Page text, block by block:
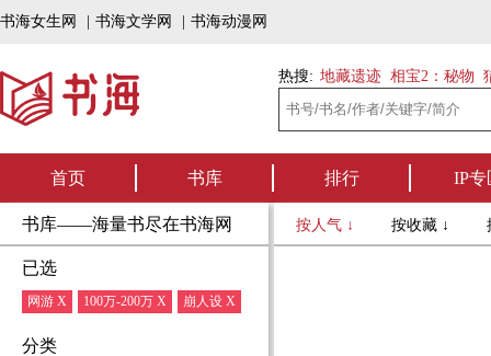
书海女生网 书海文学网 书海动漫网
热搜: 地藏遗迹 相宝2：秘物
首页 书库 排行 IP专
书库——海量书尽在书海网
已选
网游 X 100万-200万 X 崩人设 X
分类
按人气 ↓ 按收藏 ↓